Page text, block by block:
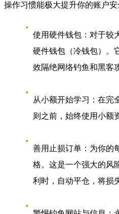
操作习惯能极大提升你的账户安
使用硬件钱包 ：对于较
硬件钱包（冷钱包）。
效隔绝网络钓鱼和黑客
从小额开始学习 ：在完
则之前，始终使用小额
善用止损订单 ：为你的
格。这是一个强大的风
利时，自动平仓，将损